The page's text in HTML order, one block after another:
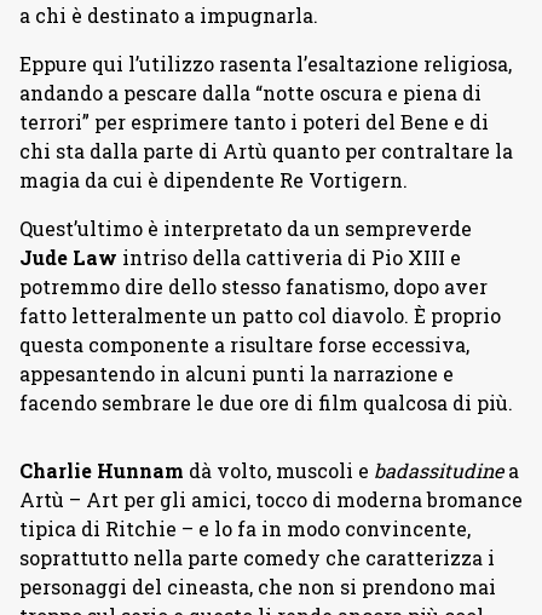
a chi è destinato a impugnarla.
Eppure qui l’utilizzo rasenta l’esaltazione religiosa,
andando a pescare dalla “notte oscura e piena di
terrori” per esprimere tanto i poteri del Bene e di
chi sta dalla parte di Artù quanto per contraltare la
magia da cui è dipendente Re Vortigern.
Quest’ultimo è interpretato da un sempreverde
Jude Law intriso della cattiveria di Pio XIII e
potremmo dire dello stesso fanatismo, dopo aver
fatto letteralmente un patto col diavolo. È proprio
questa componente a risultare forse eccessiva,
appesantendo in alcuni punti la narrazione e
facendo sembrare le due ore di film qualcosa di più.
Charlie Hunnam dà volto, muscoli e badassitudinea
Artù – Art per gli amici, tocco di moderna bromance
tipica di Ritchie – e lo fa in modo convincente,
soprattutto nella parte comedy che caratterizza i
personaggi del cineasta, che non si prendono mai